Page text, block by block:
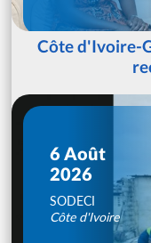
Côte d'Ivoire-
6 Août
2026
SODECI
Côte d'Ivoire